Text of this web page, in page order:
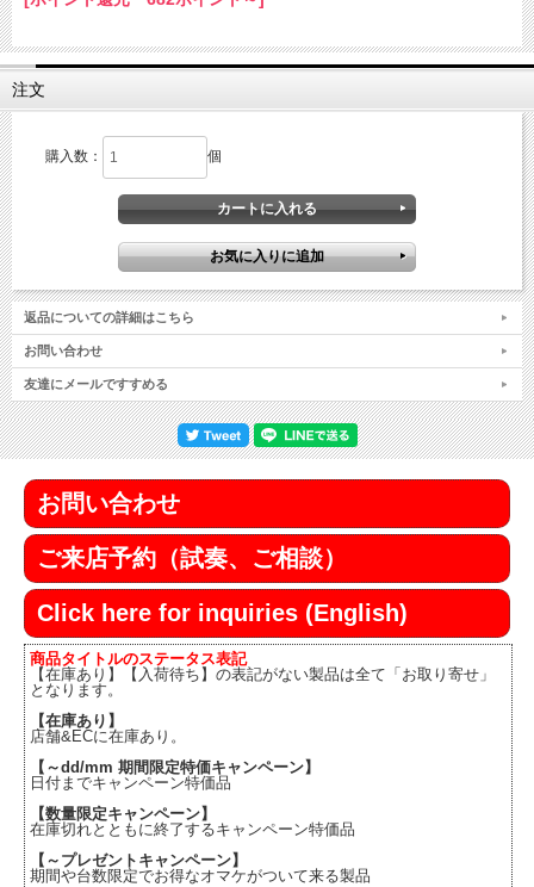
注文
購入数： 個
返品についての詳細はこちら
お問い合わせ
友達にメールですすめる
お問い合わせ
ご来店予約（試奏、ご相談）
Click here for inquiries (English)
商品タイトルのステータス表記
【在庫あり】【入荷待ち】の表記がない製品は全て「お取り寄せ」
となります。
【在庫あり】
店舗&ECに在庫あり。
【～dd/mm 期間限定特価キャンペーン】
日付までキャンペーン特価品
【数量限定キャンペーン】
在庫切れとともに終了するキャンペーン特価品
【～プレゼントキャンペーン】
期間や台数限定でお得なオマケがついて来る製品